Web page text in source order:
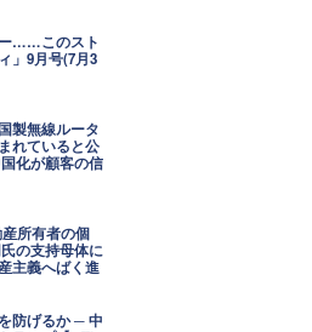
……このスト
」9月号(7月3
製無線ルータ
れていると公
化が顧客の信
所有者の個
の支持母体に
主義へばく進
防げるか ─ 中